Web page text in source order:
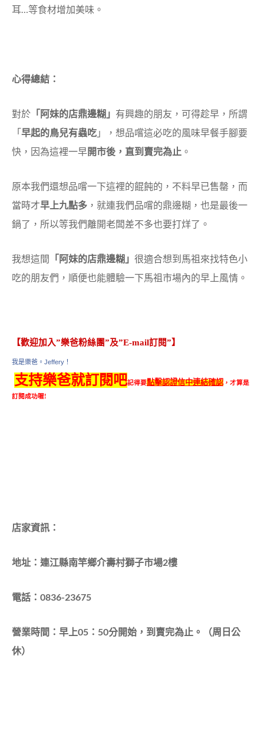
耳…等食材增加美味。
心得總結：
對於 「阿妹的店鼎邊糊」 有興趣的朋友，可得趁早，所謂
「 早起的鳥兒有蟲吃 」，想品嚐這必吃的風味早餐手腳要
快，因為這裡一早開市後，直到賣完為止 。
原本我們還想品嚐一下這裡的餛飩的，不料早已售罄，而
當時才早上九點多 ，就連我們品嚐的鼎邊糊，也是最後一
鍋了，所以等我們離開老闆差不多也要打烊了。
我想這間 「阿妹的店鼎邊糊」 很適合想到馬祖來找特色小
吃的朋友們，順便也能體驗一下馬祖市場內的早上風情。
【歡迎加入”樂爸粉絲團”及”E-mail訂閱”】
我是樂爸。Jeffery！
支持樂爸就訂閱吧記得要點擊認證信中連結確認，才算是
訂閱成功喔!
店家資訊：
地址：連江縣南竿鄉介壽村獅子市場2樓
電話：0836-23675
營業時間：早上05：50分開始，到賣完為止。（周日公
休）